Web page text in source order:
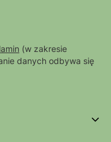
(w zakresie
danych odbywa się